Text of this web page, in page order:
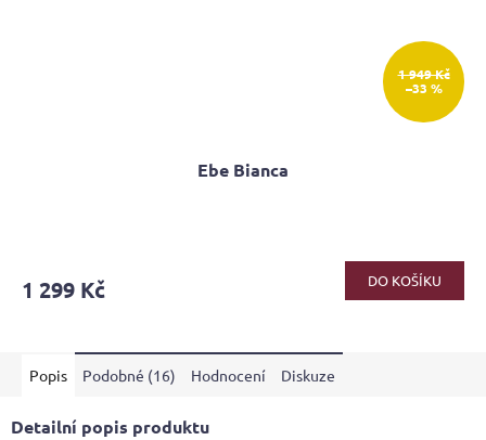
1 949 Kč
–33 %
Ebe Bianca
je
hvězdiček.
1 299 Kč DO KOŠÍKU
Popis Podobné (16) Hodnocení Diskuze
Detailní popis produktu